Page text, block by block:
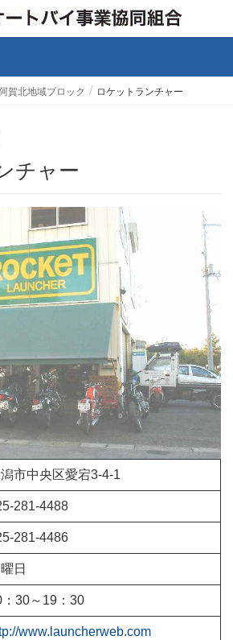
阿賀北地域ブロック ロケットランチャー
チャー
市中央区愛宕3-4-1
281-4488
281-4486
日
：30～19：30
www.launcherweb.com